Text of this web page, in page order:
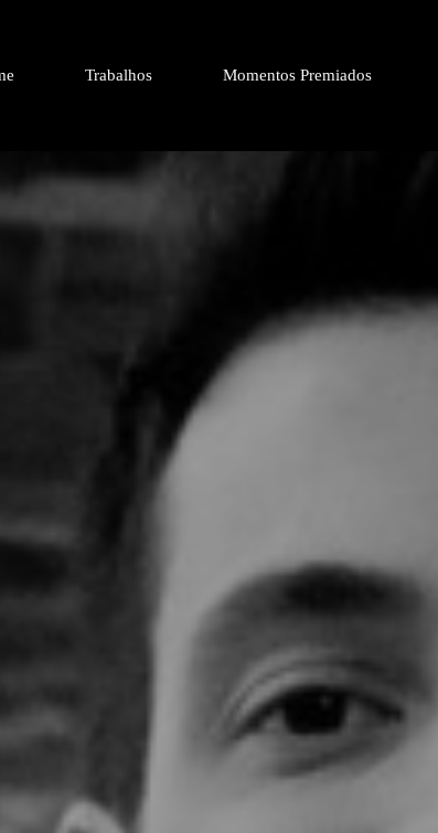
Trabalhos Momentos Premiados